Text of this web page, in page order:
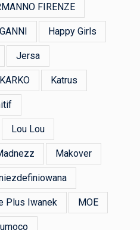
FIRENZE
GANNI Happy Girls
Jersa
KARKO Katrus
Lou Lou
Makover
Plus Iwanek MOE